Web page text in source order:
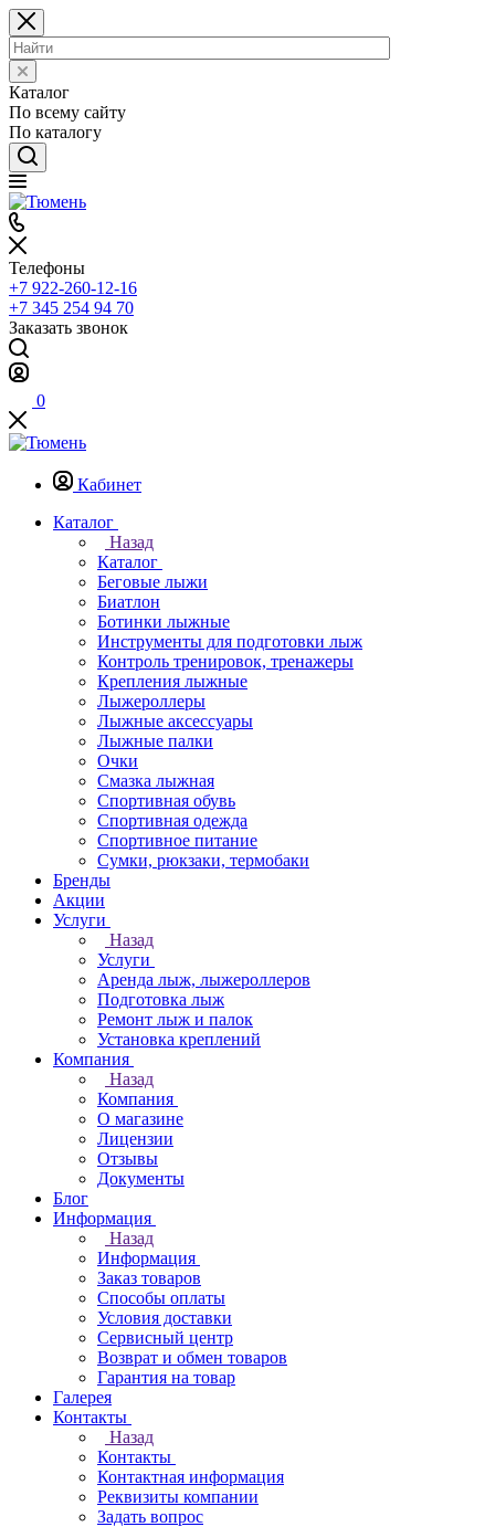
Каталог
По всему сайту
По каталогу
Телефоны
+7 922-260-12-16
+7 345 254 94 70
Заказать звонок
0
Кабинет
Каталог
Назад
Каталог
Беговые лыжи
Биатлон
Ботинки лыжные
Инструменты для подготовки лыж
Контроль тренировок, тренажеры
Крепления лыжные
Лыжероллеры
Лыжные аксессуары
Лыжные палки
Очки
Смазка лыжная
Спортивная обувь
Спортивная одежда
Спортивное питание
Сумки, рюкзаки, термобаки
Бренды
Акции
Услуги
Назад
Услуги
Аренда лыж, лыжероллеров
Подготовка лыж
Ремонт лыж и палок
Установка креплений
Компания
Назад
Компания
О магазине
Лицензии
Отзывы
Документы
Блог
Информация
Назад
Информация
Заказ товаров
Способы оплаты
Условия доставки
Сервисный центр
Возврат и обмен товаров
Гарантия на товар
Галерея
Контакты
Назад
Контакты
Контактная информация
Реквизиты компании
Задать вопрос